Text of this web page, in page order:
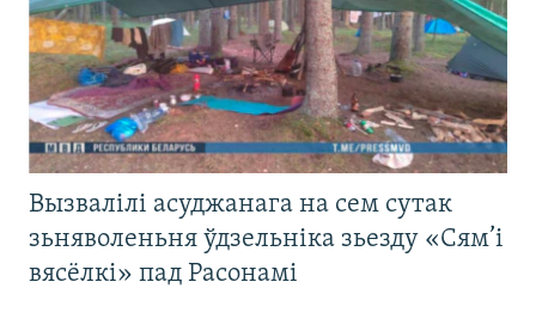
Вызвалілі асуджанага на сем сутак
зьняволеньня ўдзельніка зьезду «Сям’і
вясёлкі» пад Расонамі